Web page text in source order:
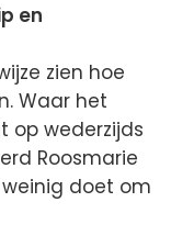
en
zien hoe
Waar het
op wederzijds
Roosmarie
doet om